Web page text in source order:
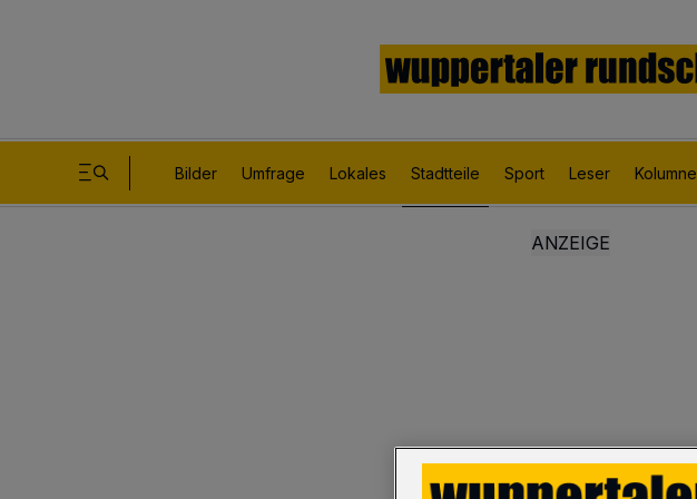
Bilder Umfrage Lokales Stadtteile Sport Leser Kolumne